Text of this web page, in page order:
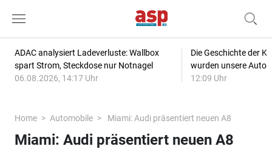
ADAC analysiert Ladeverluste: Wallbox
spart Strom, Steckdose nur Notnagel
06.08.2026, 14:17 Uhr
Die Geschichte der
wurden unsere
12:09 Uhr
Home Automobile Miami: Audi präsentiert neuen A8
Miami: Audi präsentiert neuen A8